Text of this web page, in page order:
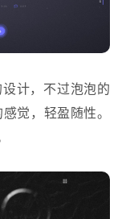
计，不过泡泡的
觉，轻盈随性。